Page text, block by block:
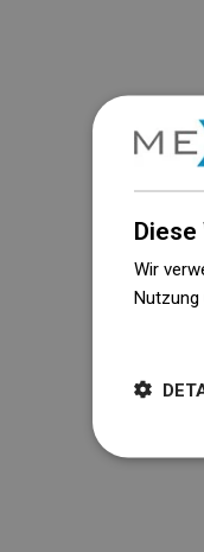
Wir
Nutzung